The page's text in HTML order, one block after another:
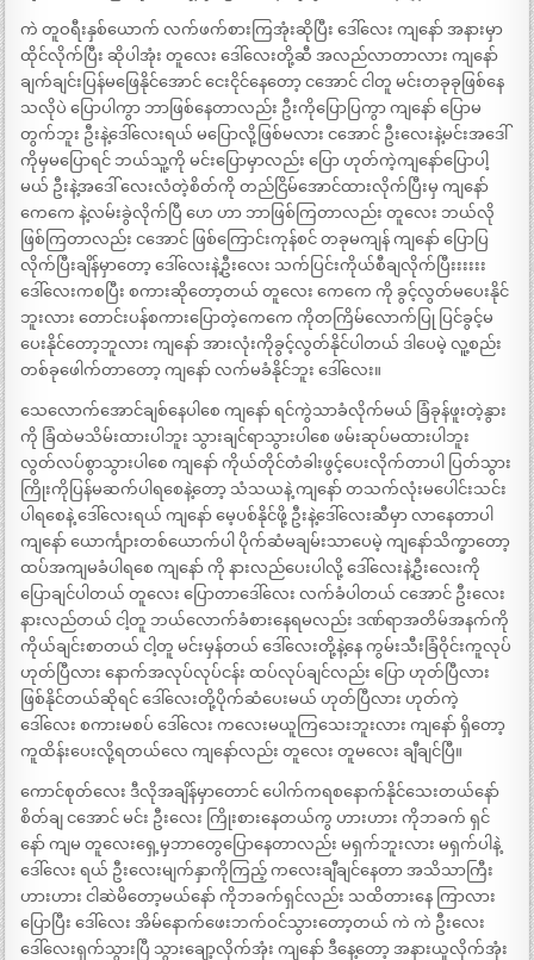
ကဲ တူဝရီးနှစ်ယောက် လက်ဖက်စားကြအုံးဆိုပြီး ဒေါ်လေး ကျနော် အနားမှာ
ထိုင်လိုက်ပြီး ဆိုပါအုံး တူလေး ဒေါ်လေးတို့ဆီ အလည်လာတာလား ကျနော်
ချက်ချင်းပြန်မဖြေနိုင်အောင် ငေးငိုင်နေတော့ ငအောင် ငါတူ မင်းတခုခုဖြစ်နေ
သလိုပဲ ပြောပါကွာ ဘာဖြစ်နေတာလည်း ဦးကိုပြောပြကွာ ကျနော် ပြောမ
တွက်ဘူး ဦးနဲ့ဒေါ်လေးရယ် မပြောလို့ဖြစ်မလား ငအောင် ဦးလေးနဲ့မင်းအဒေါ်
ကိုမှမပြောရင် ဘယ်သူ့ကို မင်းပြောမှာလည်း ပြော ဟုတ်ကဲ့ကျနော်ပြောပါ့
မယ် ဦးနဲ့အဒေါ် လေးလံတဲ့စိတ်ကို တည်ငြိမ်အောင်ထားလိုက်ပြီးမှ ကျနော်
ကေကေ နဲ့လမ်းခွဲလိုက်ပြီ ဟေ ဟာ ဘာဖြစ်ကြတာလည်း တူလေး ဘယ်လို
ဖြစ်ကြတာလည်း ငအောင် ဖြစ်ကြောင်းကုန်စင် တခုမကျန် ကျနော် ပြောပြ
လိုက်ပြီးချိန်မှာတော့ ဒေါ်လေးနဲ့ဦးလေး သက်ပြင်းကိုယ်စီချလိုက်ပြီးးးးးး
ဒေါ်လေးကစပြီး စကားဆိုတော့တယ် တူလေး ကေကေ ကို ခွင့်လွတ်မပေးနိုင်
ဘူးလား တောင်းပန်စကားပြောတဲ့ကေကေ ကိုတကြိမ်လောက်ပြု ပြင်ခွင့်မ
ပေးနိုင်တော့ဘူလား ကျနော် အားလုံးကိုခွင့်လွတ်နိုင်ပါတယ် ဒါပေမဲ့ လူ့စည်း
တစ်ခုဖေါက်တာတော့ ကျနော် လက်မခံနိုင်ဘူး ဒေါ်လေး။
သေလောက်အောင်ချစ်နေပါစေ ကျနော် ရင်ကွဲသာခံလိုက်မယ် ခြံခုန်ဖူးတဲ့နွား
ကို ခြံထဲမသိမ်းထားပါဘူး သွားချင်ရာသွားပါစေ ဖမ်းဆုပ်မထားပါဘူး
လွတ်လပ်စွာသွားပါစေ ကျနော် ကိုယ်တိုင်တံခါးဖွင့်ပေးလိုက်တာပါ ပြတ်သွား
ကြိုးကိုပြန်မဆက်ပါရစေနဲ့တော့ သံသယနဲ့ ကျနော် တသက်လုံးမပေါင်းသင်း
ပါရစေနဲ့ ဒေါ်လေးရယ် ကျနော် မေ့ပစ်နိုင်ဖို့ ဦးနဲ့ဒေါ်လေးဆီမှာ လာနေတာပါ
ကျနော် ယောင်္ကျားတစ်ယောက်ပါ ပိုက်ဆံမချမ်းသာပေမဲ့ ကျနော်သိက္ခာတော့
ထပ်အကျမခံပါရစေ ကျနော် ကို နားလည်ပေးပါလို့ ဒေါ်လေးနဲ့ဦးလေးကို
ပြောချင်ပါတယ် တူလေး ပြောတာဒေါ်လေး လက်ခံပါတယ် ငအောင် ဦးလေး
နားလည်တယ် ငါ့တူ ဘယ်လောက်ခံစားနေရမလည်း ဒဏ်ရာအတိမ်အနက်ကို
ကိုယ်ချင်းစာတယ် ငါ့တူ မင်းမှန်တယ် ဒေါ်လေးတို့နဲ့နေ ကွမ်းသီးခြံဝိုင်းကူလုပ်
ဟုတ်ပြီလား နောက်အလုပ်လုပ်ငန်း ထပ်လုပ်ချင်လည်း ပြော ဟုတ်ပြီလား
ဖြစ်နိုင်တယ်ဆိုရင် ဒေါ်လေးတို့ပိုက်ဆံပေးမယ် ဟုတ်ပြီလား ဟုတ်ကဲ့
ဒေါ်လေး စကားမစပ် ဒေါ်လေး ကလေးမယူကြသေးဘူးလား ကျနော် ရှိတော့
ကူထိန်းပေးလို့ရတယ်လေ ကျနော်လည်း တူလေး တူမလေး ချီချင်ပြီ။
ကောင်စုတ်လေး ဒီလိုအချိန်မှာတောင် ပေါက်ကရစနောက်နိုင်သေးတယ်နော်
စိတ်ချ ငအောင် မင်း ဦးလေး ကြိုးစားနေတယ်ကွ ဟားဟား ကိုဘခက် ရှင်
နော် ကျမ တူလေးရှေ့မှဘာတွေပြောနေတာလည်း မရှက်ဘူးလား မရှက်ပါနဲ့
ဒေါ်လေး ရယ် ဦးလေးမျက်နှာကိုကြည့် ကလေးချီချင်နေတာ အသိသာကြီး
ဟားဟား ငါဆဲမိတော့မယ်နော် ကိုဘခက်ရှင်လည်း သထိတားနေ ကြာလား
ပြောပြီး ဒေါ်လေး အိမ်နောက်ဖေးဘက်ဝင်သွားတော့တယ် ကဲ ကဲ ဦးလေး
ဒေါ်လေးရှက်သွားပြီ သွားချော့လိုက်အုံး ကျနော် ဒီနေ့တော့ အနားယူလိုက်အုံး